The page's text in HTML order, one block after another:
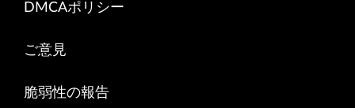
DMCAポリシー
ご意見
脆弱性の報告